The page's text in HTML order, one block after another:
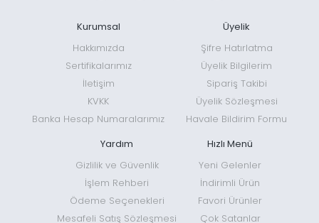
destekli malzemeler.
Su ve toz koruması:
Modeline göre IP65, IP66, IP67, IPX7
veya profesyonel dalış kullanımına uygun IPX8 koruma.
Çoklu ışık seviyeleri:
Yüksek, orta, düşük, ay ışığı, flaş ve
Enerji verimliliği:
Kullanım süresini destekleyen farklı güç
modları ve yüksek verimli LED sistemleri.
Farklı ışık renkleri:Modeline göre beyaz, sıcak beyaz,
Kurumsal
Hakkımızda
Sertifikalarımız
İletişim
KVKK
Banka Hesap Numaralarımız
Üyelik
Şifre Hatırlatma
Üyelik Bilgilerim
Sipariş Takibi
Üyelik Sözleşmesi
Havale Bildirim Formu
Yardım
Gizlilik ve Güvenlik
İşlem Rehberi
Ödeme Seçenekleri
Mesafeli Satış Sözleşmesi
Hızlı Menü
Yeni Gelenler
İndirimli Ürün
Favori Ürünler
Çok Satanlar